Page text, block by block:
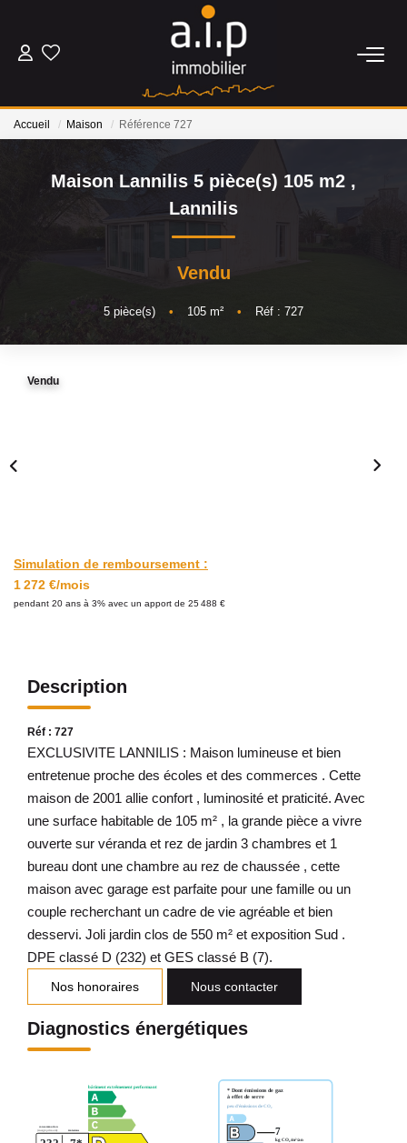
ACHETER
ESTIMER
NOS AGENCES
Accueil Maison Référence 727
Maison Lannilis 5 pièce(s) 105 m2 ,
Lannilis
Vendu
5 pièce(s) • 105 m² • Réf : 727
Vendu
Simulation de remboursement :
1 272 €/mois
pendant 20 ans à 3% avec un apport de 25 488 €
Description
Réf : 727
EXCLUSIVITE LANNILIS : Maison lumineuse et bien
entretenue proche des écoles et des commerces . Cette
maison de 2001 allie confort , luminosité et praticité. Avec
une surface habitable de 105 m² , la grande pièce a vivre
ouverte sur véranda et rez de jardin 3 chambres et 1
bureau dont une chambre au rez de chaussée , cette
maison avec garage est parfaite pour une famille ou un
couple recherchant un cadre de vie agréable et bien
desservi. Joli jardin clos de 550 m² et exposition Sud .
DPE classé D (232) et GES classé B (7).
Nos honoraires Nous contacter
Diagnostics énergétiques